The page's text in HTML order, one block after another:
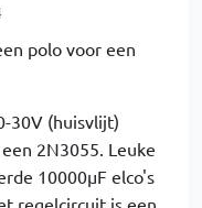
polo voor een
30V (huisvlijt)
2N3055. Leuke
10000µF elco's
regelcircuit is een